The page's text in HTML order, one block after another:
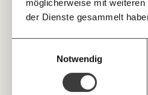
möglicherweise mit
der Dienste gesammelt
Notwendig
Deine Spende absetzen:Fragen und
Noch
die
halten